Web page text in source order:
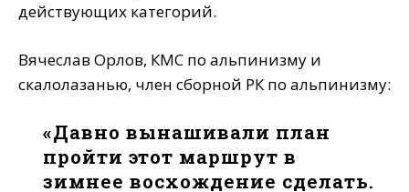
действующих категорий.
Вячеслав Орлов, КМС по альпинизму и
скалолазанью, член сборной РК по альпинизму:
«Давно вынашивали план
пройти этот маршрут в
зимнее восхождение сделать.